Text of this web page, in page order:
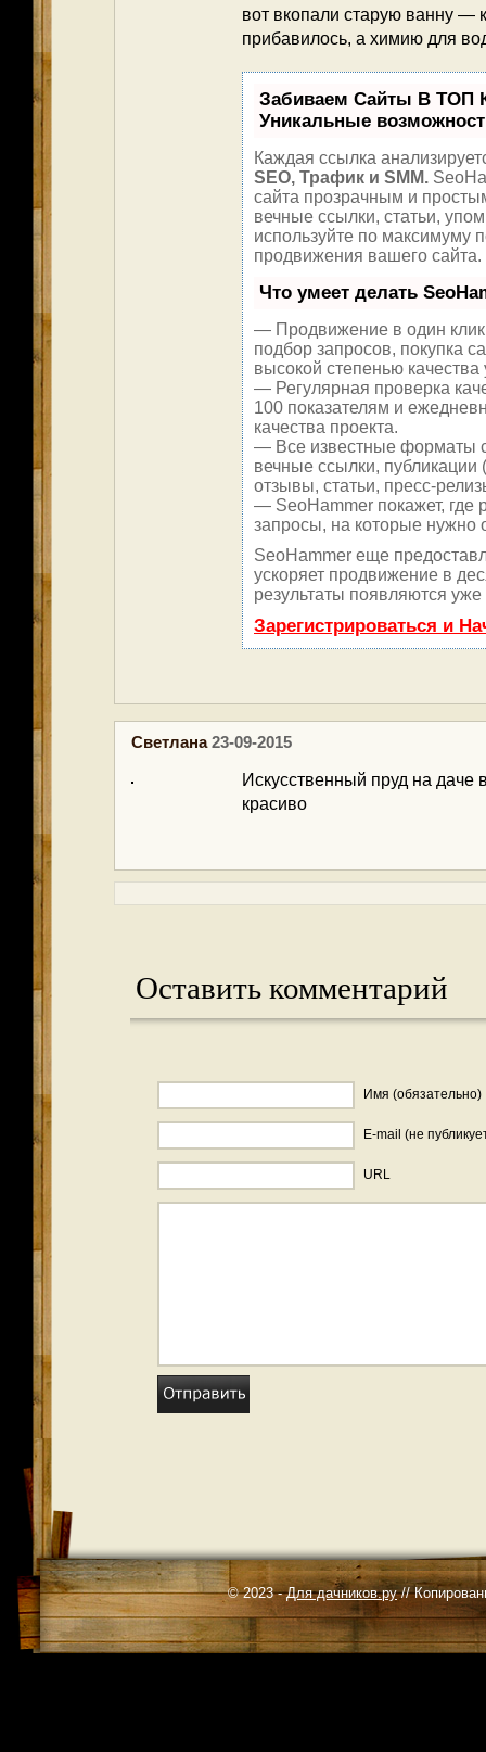
вот вкопали старую ванну —
прибавилось, а химию для
Забиваем Сайты В ТОП
Уникальные
Каждая ссылка
SEO, Трафик и SMM.
сайта прозрачным и
вечные ссылки, статьи,
используйте по максимуму
продвижения вашего сайта.
Что умеет делать
— Продвижение в один
подбор запросов, покупка
высокой степенью
— Регулярная проверка
100 показателям и
качества проекта.
— Все известные форматы
вечные ссылки,
отзывы, статьи, пресс-
— SeoHammer покажет, где
запросы, на которые нужно
SeoHammer еще
ускоряет продвижение в
результаты появляются
Зарегистрироваться и
Светлана23-09-2015
Искусственный пруд на даче
красиво
Оставить комментарий
Имя (обязательно)
E-mail (не
URL
© 2023 -Для дачников.ру//